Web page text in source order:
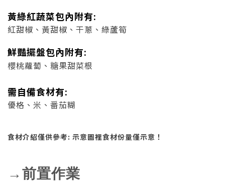
黃綠紅蔬菜包內附有:
紅甜椒、黃甜椒、干蔥、綠蘆筍
鮮豔擺盤包內附有:
櫻桃蘿蔔、糖果甜菜根
需自備食材有:
優格、米、番茄糊
食材介紹僅供參考: 示意圖裡食材份量僅示意！
→前置作業